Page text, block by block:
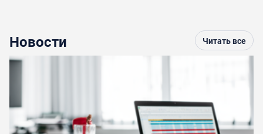
Новости Читать все